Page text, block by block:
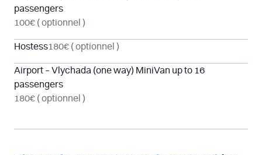
passengers
100€ ( optionnel )
Hostess180€ ( optionnel )
Airport – Vlychada (one way) MiniVan up to 16
passengers
180€ ( optionnel )